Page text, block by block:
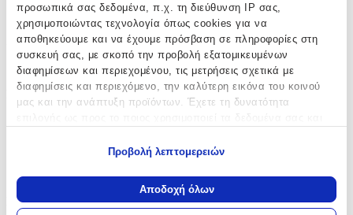
προσωπικά σας δεδομένα, π.χ. τη διεύθυνση IP σας,
χρησιμοποιώντας τεχνολογία όπως cookies για να
αποθηκεύουμε και να έχουμε πρόσβαση σε πληροφορίες στη
συσκευή σας, με σκοπό την προβολή εξατομικευμένων
διαφημίσεων και περιεχομένου, τις μετρήσεις σχετικά με
διαφημίσεις και περιεχόμενο, την καλύτερη εικόνα του κοινού
μας και την ανάπτυξη προϊόντων. Έχετε τη δυνατότητα
Να συλλέξουμε πληροφορίες σχετικά με τη γεωγραφική
σας τοποθεσία, οι οποίες μπορεί να είναι ακριβείς σε
Προβολή λεπτομερειών
Αποδοχή όλων
Αγόρι
Χρώμα:
Εκρού
Περιεχόμενα
Σεντόνι
Κατασκευαστής: